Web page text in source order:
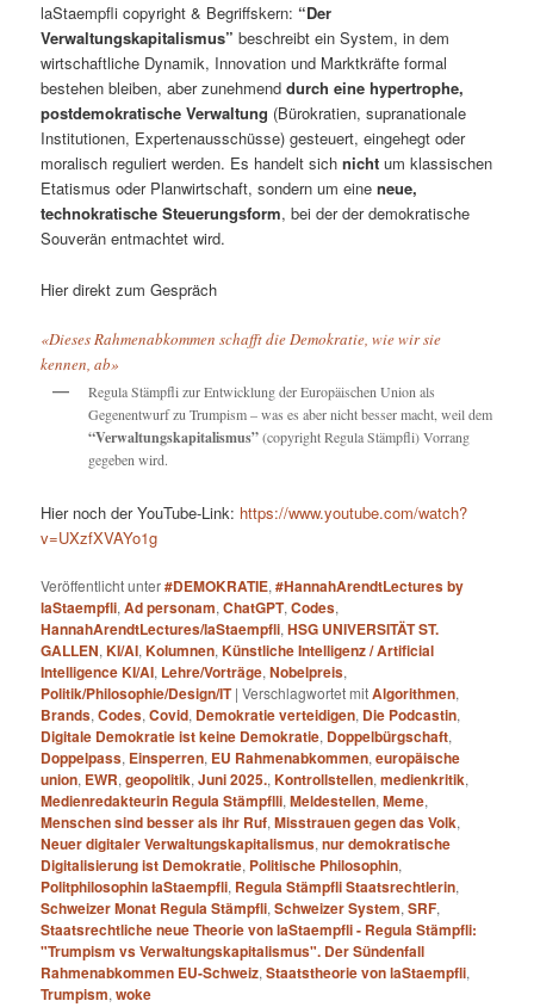
laStaempfli copyright & Begriffskern: “Der
Verwaltungskapitalismus” beschreibt ein System, in dem
wirtschaftliche Dynamik, Innovation und Marktkräfte formal
bestehen bleiben, aber zunehmenddurch eine hypertrophe,
postdemokratische Verwaltung (Bürokratien, supranationale
Institutionen, Expertenausschüsse) gesteuert, eingehegt oder
moralisch reguliert werden. Es handelt sichnicht um klassischen
Etatismus oder Planwirtschaft, sondern um eineneue,
technokratische Steuerungsform, bei der der demokratische
Souverän entmachtet wird.
Hier direkt zum Gespräch
«Dieses Rahmenabkommen schafft die Demokratie, wie wir sie
kennen, ab»
Regula Stämpfli zur Entwicklung der Europäischen Union als
Gegenentwurf zu Trumpism – was es aber nicht besser macht, weil dem
“Verwaltungskapitalismus”(copyright Regula Stämpfli) Vorrang
gegeben wird.
Hier noch der YouTube-Link: https://www.youtube.com/watch?
v=UXzfXVAYo1g
Veröffentlicht unter#DEMOKRATIE,#HannahArendtLectures by
laStaempfli,Ad personam,ChatGPT,Codes,
HannahArendtLectures/laStaempfli,HSG UNIVERSITÄT ST.
GALLEN,KI/AI,Kolumnen,Künstliche Intelligenz / Artificial
Intelligence KI/AI, Lehre/Vorträge,Nobelpreis,
Politik/Philosophie/Design/IT |Verschlagwortet mitAlgorithmen,
Brands,Codes,Covid, Demokratie verteidigen, Die Podcastin,
Digitale Demokratie ist keine Demokratie, Doppelbürgschaft,
Doppelpass, Einsperren, EU Rahmenabkommen,europäische
union, EWR,geopolitik,Juni 2025.,Kontrollstellen,medienkritik,
Medienredakteurin Regula Stämpflli,Meldestellen,Meme,
Menschen sind besser als ihr Ruf,Misstrauen gegen das Volk,
Neuer digitaler Verwaltungskapitalismus,nur demokratische
Digitalisierung ist Demokratie, Politische Philosophin,
Politphilosophin laStaempfli, Regula Stämpfli Staatsrechtlerin,
Schweizer Monat Regula Stämpfli,Schweizer System,SRF,
Staatsrechtliche neue Theorie von laStaempfli - Regula Stämpfli:
"Trumpism vs Verwaltungskapitalismus". Der Sündenfall
Rahmenabkommen EU-Schweiz,Staatstheorie von laStaempfli,
Trumpism,woke